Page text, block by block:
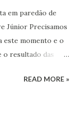
em paredão de
Júnior Precisamos
este momento e o
resultado das
invasão,READ MORE »